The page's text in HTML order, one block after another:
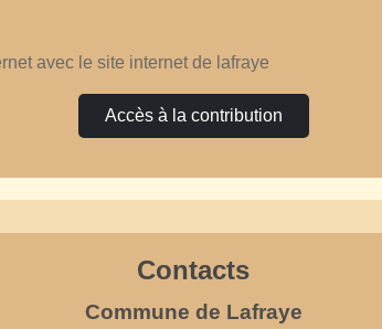
avec le site internet de lafraye
Accès à la contribution
Contacts
Commune de Lafraye